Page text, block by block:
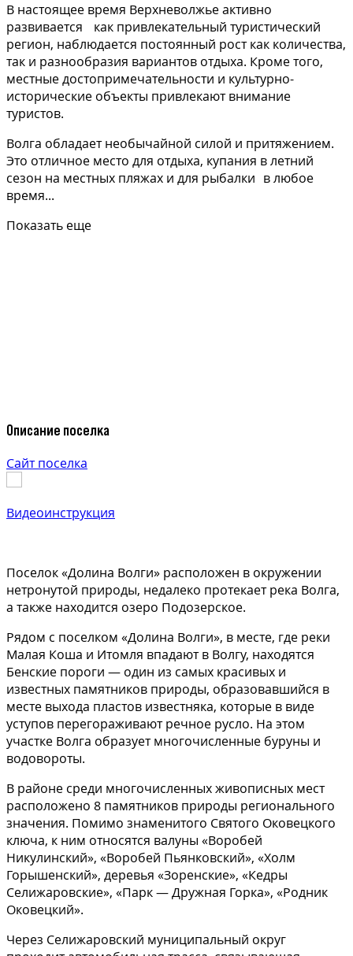
В настоящее время Верхневолжье активно
развивается как привлекательный туристический
регион, наблюдается постоянный рост как количества,
так и разнообразия вариантов отдыха. Кроме того,
местные достопримечательности и культурно-
исторические объекты привлекают внимание
туристов.
Волга обладает необычайной силой и притяжением.
Это отличное место для отдыха, купания в летний
сезон на местных пляжах и для рыбалки в любое
время...
Показать еще
Описание поселка
Сайт поселка
Видеоинструкция
Поселок «Долина Волги» расположен в окружении
нетронутой природы, недалеко протекает река Волга,
а также находится озеро Подозерское.
Рядом с поселком «Долина Волги», в месте, где реки
Малая Коша и Итомля впадают в Волгу, находятся
Бенские пороги — один из самых красивых и
известных памятников природы, образовавшийся в
месте выхода пластов известняка, которые в виде
уступов перегораживают речное русло. На этом
участке Волга образует многочисленные буруны и
водовороты.
В районе среди многочисленных живописных мест
расположено 8 памятников природы регионального
значения. Помимо знаменитого Святого Оковецкого
ключа, к ним относятся валуны «Воробей
Никулинский», «Воробей Пьянковский», «Холм
Горышенский», деревья «Зоренские», «Кедры
Селижаровские», «Парк — Дружная Горка», «Родник
Оковецкий».
Через Селижаровский муниципальный округ